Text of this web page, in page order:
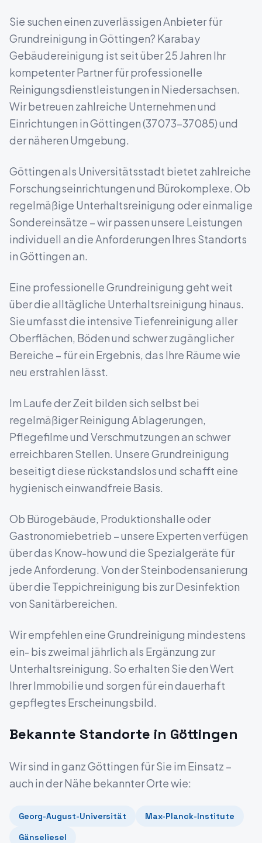
Sie suchen einen zuverlässigen Anbieter für
Grundreinigung inGöttingen? Karabay
Gebäudereinigung ist seit über 25 Jahren Ihr
kompetenter Partner für professionelle
Reinigungsdienstleistungen in Niedersachsen.
Wir betreuen zahlreiche Unternehmen und
Einrichtungen inGöttingen(37073-37085) und
der näheren Umgebung.
Göttingen als Universitätsstadt bietet zahlreiche
Forschungseinrichtungen und Bürokomplexe. Ob
regelmäßige Unterhaltsreinigung oder einmalige
Sondereinsätze – wir passen unsere Leistungen
individuell an die Anforderungen Ihres Standorts
inGöttingenan.
Eine professionelle Grundreinigung geht weit
über die alltägliche Unterhaltsreinigung hinaus.
Sie umfasst die intensive Tiefenreinigung aller
Oberflächen, Böden und schwer zugänglicher
Bereiche – für ein Ergebnis, das Ihre Räume wie
neu erstrahlen lässt.
Im Laufe der Zeit bilden sich selbst bei
regelmäßiger Reinigung Ablagerungen,
Pflegefilme und Verschmutzungen an schwer
erreichbaren Stellen. Unsere Grundreinigung
beseitigt diese rückstandslos und schafft eine
hygienisch einwandfreie Basis.
Ob Bürogebäude, Produktionshalle oder
Gastronomiebetrieb – unsere Experten verfügen
über das Know-how und die Spezialgeräte für
jede Anforderung. Von der Steinbodensanierung
über die Teppichreinigung bis zur Desinfektion
von Sanitärbereichen.
Wir empfehlen eine Grundreinigung mindestens
ein- bis zweimal jährlich als Ergänzung zur
Unterhaltsreinigung. So erhalten Sie den Wert
Ihrer Immobilie und sorgen für ein dauerhaft
gepflegtes Erscheinungsbild.
Bekannte Standorte in Göttingen
Wir sind in ganzGöttingen für Sie im Einsatz –
auch in der Nähe bekannter Orte wie:
Georg-August-Universität
Max-Planck-Institute
Gänseliesel